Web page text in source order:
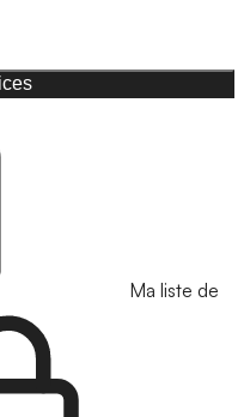
Ma liste de